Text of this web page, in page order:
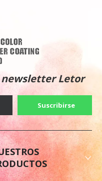
Letor
Suscribirse